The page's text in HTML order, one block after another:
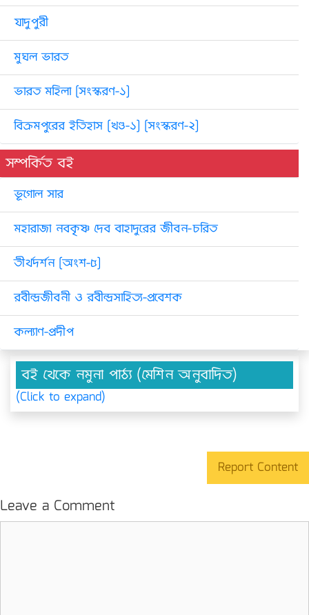
যাদুপুরী
মুঘল ভারত
ভারত মহিলা [সংস্করণ-১]
বিক্রমপুরের ইতিহাস [খণ্ড-১] [সংস্করণ-২]
সম্পর্কিত বই
ভূগোল সার
মহারাজা নবকৃষ্ণ দেব বাহাদুরের জীবন-চরিত
তীর্থদর্শন [অংশ-৫]
রবীন্দ্রজীবনী ও রবীন্দ্রসাহিত্য-প্রবেশক
কল্যাণ-প্রদীপ
বই থেকে নমুনা পাঠ্য (মেশিন অনুবাদিত)
(Click to expand)
Report Content
Leave a Comment